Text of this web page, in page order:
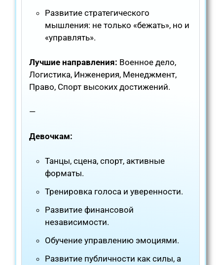
Развитие стратегического
мышления: не только «бежать», но и
«управлять».
Лучшие направления: Военное дело,
Логистика, Инженерия, Менеджмент,
Право, Спорт высоких достижений.
—
Девочкам:
Танцы, сцена, спорт, активные
форматы.
Тренировка голоса и уверенности.
Развитие финансовой
независимости.
Обучение управлению эмоциями.
Развитие публичности как силы, а